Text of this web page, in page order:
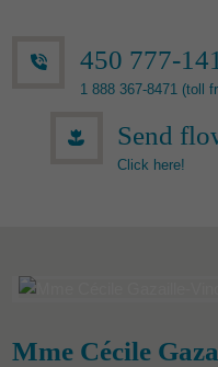
450 777-
1 888 367-8471 (toll
Send
Click here!
Mme Cécile